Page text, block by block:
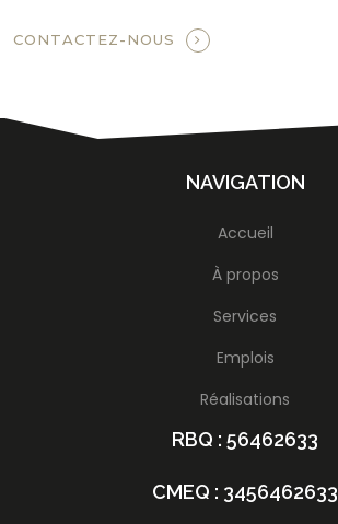
CONTACTEZ-NOUS
NAVIGATION
Accueil
À propos
Services
Emplois
Réalisations
RBQ : 56462633
CMEQ : 3456462633